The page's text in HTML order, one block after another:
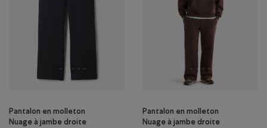
Pantalon en molleton
Nuage à jambe droite
Pantalon en molleton
Nuage à jambe droite